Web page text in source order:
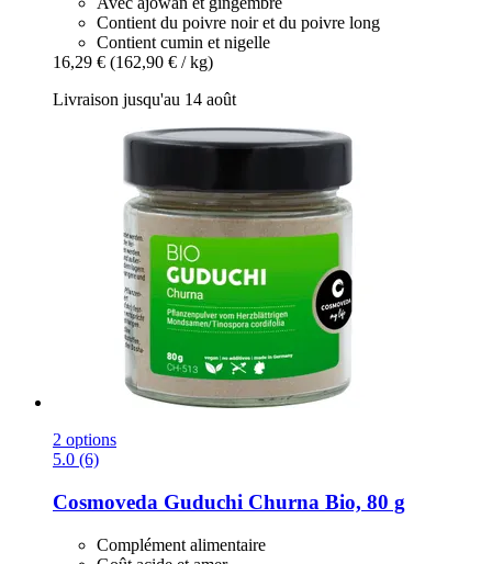
Contient du poivre noir et du poivre long
Contient cumin et nigelle
16,29 € (162,90 € / kg)
Livraison jusqu'au 14 août
2 options
5.0 (6)
Cosmoveda Guduchi Churna Bio, 80 g
Complément alimentaire